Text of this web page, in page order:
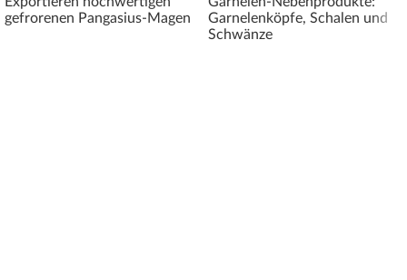
gefrorenen Pangasius-Magen
Garnelenköpfe, Schalen und
Schwänze